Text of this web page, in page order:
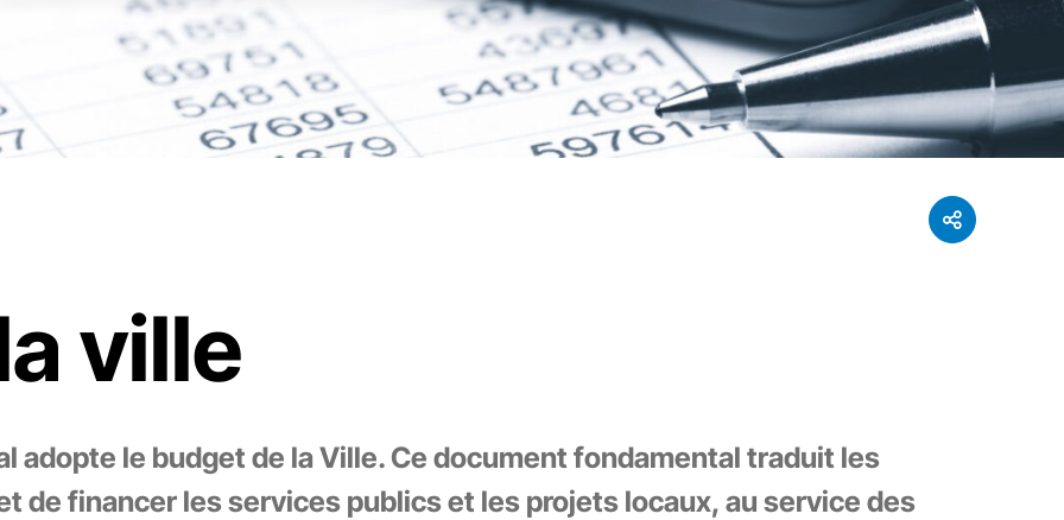
ville
adopte le budget de la Ville. Ce document fondamental traduit les
de financer les services publics et les projets locaux, au service des